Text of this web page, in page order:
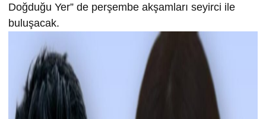
Doğduğu Yer” de perşembe akşamları seyirci ile
buluşacak.